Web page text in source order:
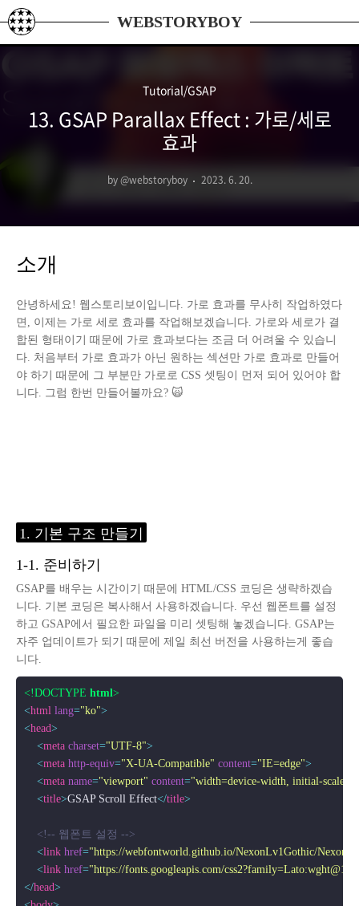
본문 바로가기
WEBSTORYBOY
Tutorial/GSAP
13. GSAP Parallax Effect : 가로/세로
효과
by @webstoryboy 2023. 6. 20.
소개
안녕하세요! 웹스토리보이입니다. 가로 효과를 무사히 작업하였다
면, 이제는 가로 세로 효과를 작업해보겠습니다. 가로와 세로가 결
합된 형태이기 때문에 가로 효과보다는 조금 더 어려울 수 있습니
다. 처음부터 가로 효과가 아닌 원하는 섹션만 가로 효과로 만들어
야 하기 때문에 그 부분만 가로로 CSS 셋팅이 먼저 되어 있어야 합
니다. 그럼 한번 만들어볼까요? 🙀
1. 기본 구조 만들기
1-1. 준비하기
GSAP를 배우는 시간이기 때문에 HTML/CSS 코딩은 생략하겠습
니다. 기본 코딩은 복사해서 사용하겠습니다. 우선 웹폰트를 설정
하고 GSAP에서 필요한 파일을 미리 셋팅해 놓겠습니다. GSAP는
자주 업데이트가 되기 때문에 제일 최선 버전을 사용하는게 좋습
니다.
<!DOCTYPE html>
<html lang="ko">
<head>
<meta charset="UTF-8">
<meta http-equiv="X-UA-Compatible" content="IE=edge">
<meta name="viewport" content="width=device-width, initial-
<title>GSAP Scroll Effect</title>
<!-- 웹폰트 설정 -->
<link href="https://webfontworld.github.io/NexonLv1Gothic/
<link href="https://fonts.googleapis.com/
</head>